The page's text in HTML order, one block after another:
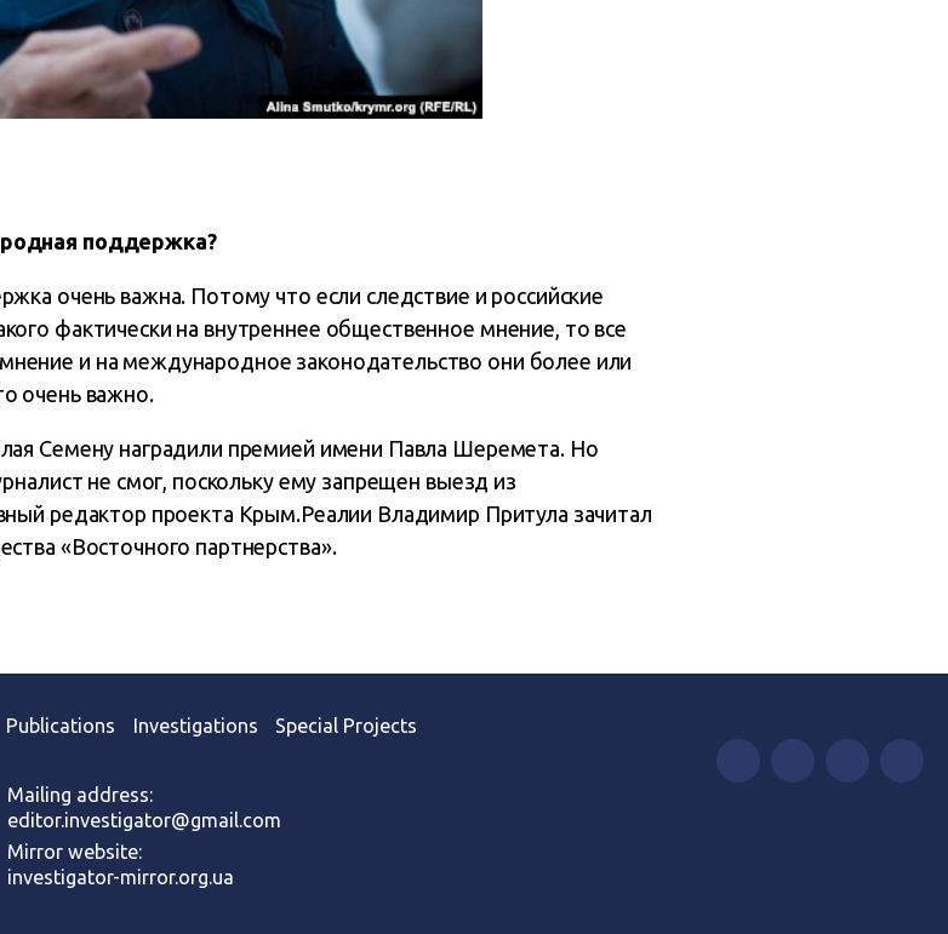
поддержка?
очень важна. Потому что если следствие и российские
фактически на внутреннее общественное мнение, то все
и на международное законодательство они более или
очень важно.
Семену наградили премией имени Павла Шеремета. Но
не смог, поскольку ему запрещен выезд из
редактор проекта Крым.Реалии Владимир Притула зачитал
«Восточного партнерства».
Publications Investigations Special Projects
Mailing address:
editor.investigator@gmail.com
Mirror website:
investigator-mirror.org.ua